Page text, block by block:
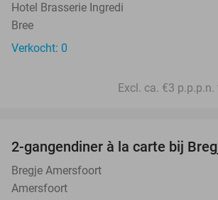
Hotel Brasserie Ingredi
Bree
Verkocht: 0
Excl. ca. €3
2-gangendiner à la carte bij
Bregje Amersfoort
Amersfoort